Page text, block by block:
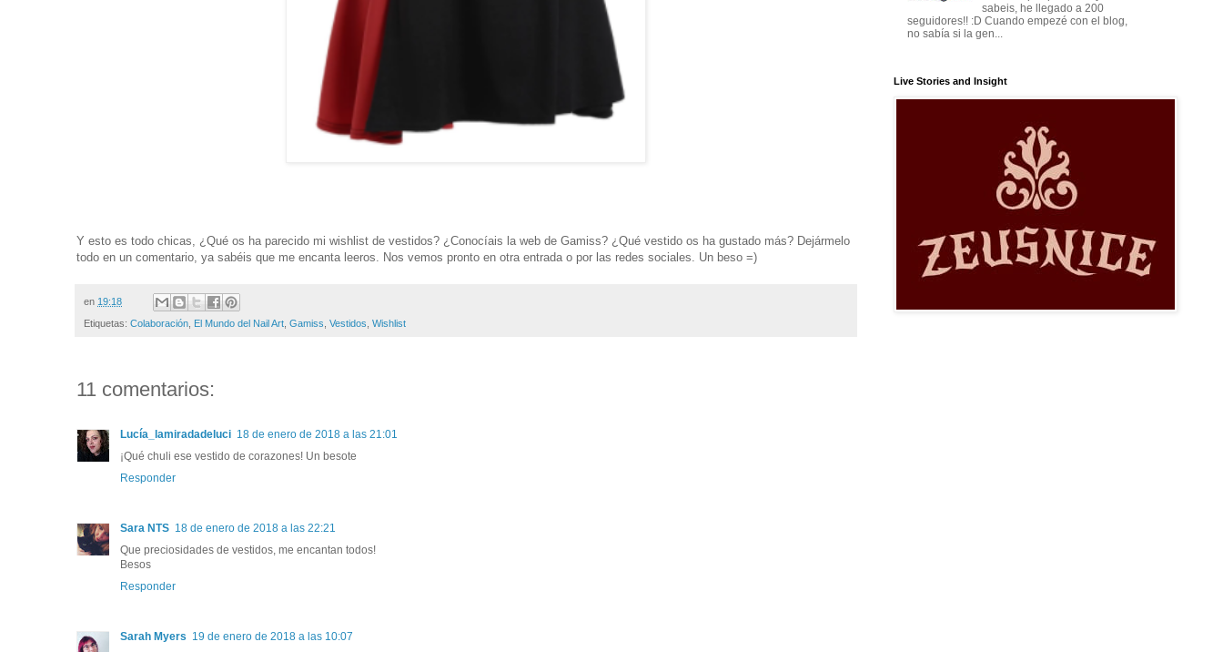
Y esto es todo chicas, ¿Qué os ha parecido mi wishlist de vestidos? ¿Conocíais la web de Gamiss? ¿Qué vestido os ha gustado más? Dejármelo
todo en un comentario, ya sabéis que me encanta leeros. Nos vemos pronto en otra entrada o por las redes sociales. Un beso =)
en 19:18
Etiquetas: Colaboración El Mundo del Nail Art Gamiss Vestidos Wishlist
11 comentarios:
Lucía_lamiradadeluci 18 de enero de 2018 a las 21:01
¡Qué chuli ese vestido de corazones! Un besote
Responder
Sara NTS 18 de enero de 2018 a las 22:21
Que preciosidades de vestidos, me encantan todos!
Besos
Responder
Sarah Myers 19 de enero de 2018 a las 10:07
sabeis, he llegado a 200
seguidores!! :D Cuando empezé con el blog,
no sabía si la gen...
Live Stories and Insight